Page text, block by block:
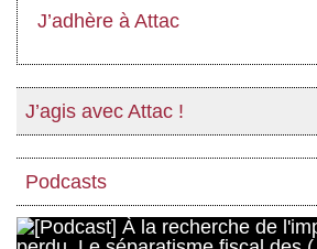
J’adhère à Attac
J’agis avec Attac !
Podcasts